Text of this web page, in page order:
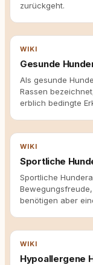
zurückgeht.
WIKI
Gesunde
Als gesunde
Rassen
erblich bedingte
WIKI
Sportliche
Sportliche
benötigen aber
WIKI
Hypoallergene